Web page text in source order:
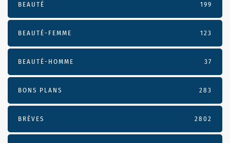
BEAUTÉ 199
BEAUTÉ-FEMME 123
BEAUTÉ-HOMME 37
BONS PLANS 283
BRÈVES 2802